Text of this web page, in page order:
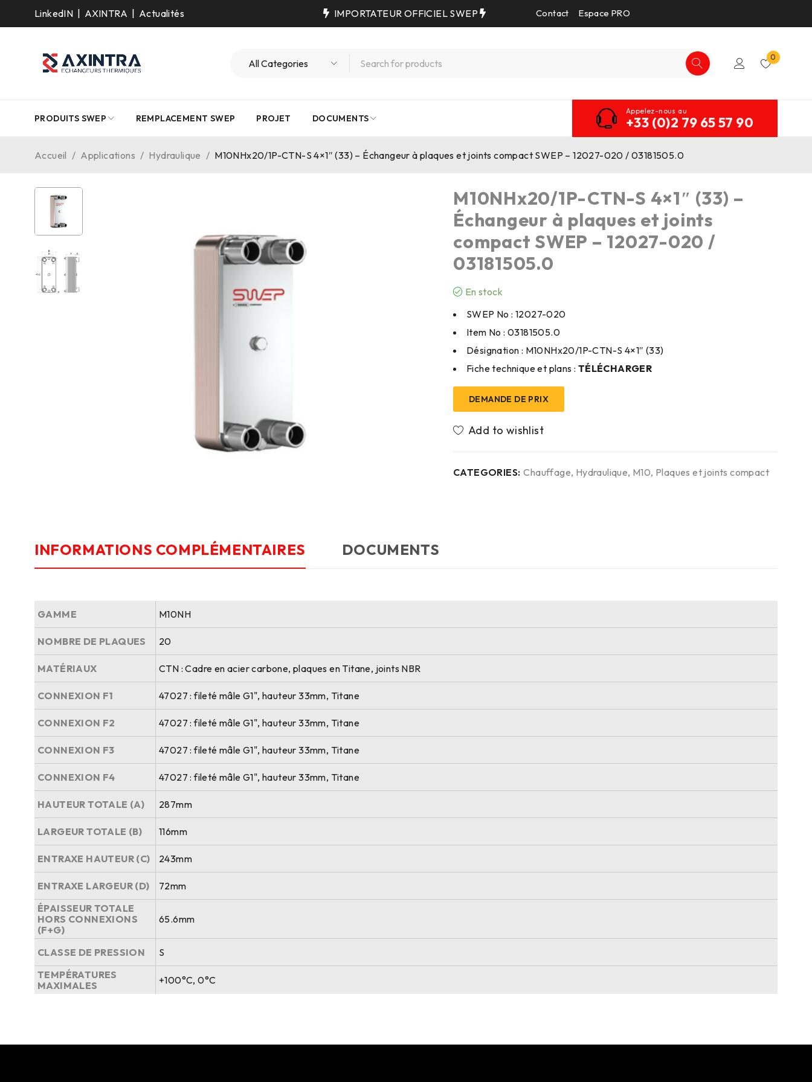
LinkedIN AXINTRA Actualités IMPORTATEUR OFFICIEL SWEP Contact Espace PRO
0
PRODUITS SWEP REMPLACEMENT SWEP PROJET DOCUMENTS
Appelez-nous au
+33 (0)2 79 65 57 90
Accueil / Applications / Hydraulique / M10NHx20/1P-CTN-S 4×1″ (33) – Échangeur à plaques et joints compact SWEP – 12027-020 / 03181505.0
M10NHx20/1P-CTN-S 4×1″ (33) –
Échangeur à plaques et joints
compact SWEP – 12027-020 /
03181505.0
En stock
SWEP No : 12027-020
Item No : 03181505.0
Désignation : M10NHx20/1P-CTN-S 4×1″ (33)
Fiche technique et plans : TÉLÉCHARGER
DEMANDE DE PRIX
CATEGORIES: Chauffage, Hydraulique, M10, Plaques et joints compact
INFORMATIONS COMPLÉMENTAIRES DOCUMENTS
GAMME M10NH
NOMBRE DE PLAQUES 20
MATÉRIAUX CTN : Cadre en acier carbone, plaques en Titane, joints NBR
CONNEXION F1 47027 : fileté mâle G1", hauteur 33mm, Titane
CONNEXION F2 47027 : fileté mâle G1", hauteur 33mm, Titane
CONNEXION F3 47027 : fileté mâle G1", hauteur 33mm, Titane
CONNEXION F4 47027 : fileté mâle G1", hauteur 33mm, Titane
HAUTEUR TOTALE (A) 287mm
LARGEUR TOTALE (B) 116mm
ENTRAXE HAUTEUR (C) 243mm
ENTRAXE LARGEUR (D)
72mm
ÉPAISSEUR TOTALE
HORS CONNEXIONS
(F+G)
65.6mm
CLASSE DE PRESSION
S
TEMPÉRATURES
MAXIMALES
+100°C, 0°C